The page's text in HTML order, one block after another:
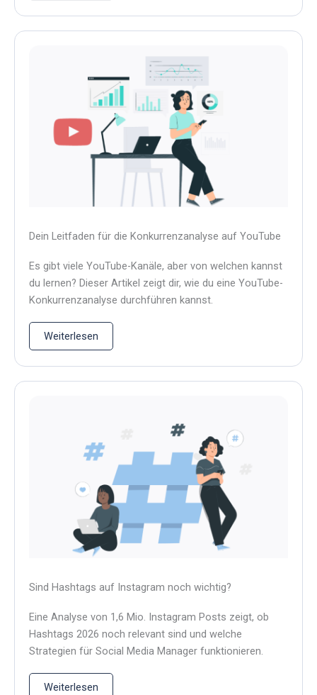
Dein Leitfaden für die Konkurrenzanalyse auf YouTube
Es gibt viele YouTube-Kanäle, aber von welchen kannst
du lernen? Dieser Artikel zeigt dir, wie du eine YouTube-
Konkurrenzanalyse durchführen kannst.
Weiterlesen
Sind Hashtags auf Instagram noch wichtig?
Eine Analyse von 1,6 Mio. Instagram Posts zeigt, ob
Hashtags 2026 noch relevant sind und welche
Strategien für Social Media Manager funktionieren.
Weiterlesen